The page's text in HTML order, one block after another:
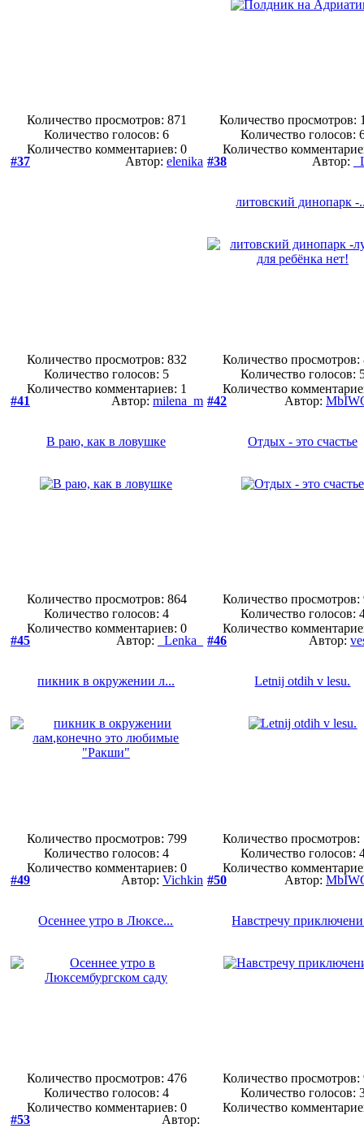
Количество просмотров: 871
Количество голосов:6
Количество комментариев: 0
Количество просмотров:
Количество голосов:
Количество
#37
Автор: elenika
Количество просмотров: 832
Количество голосов: 5
Количество комментариев: 1
#38 Автор:
литовский динопарк -
Количество просмотров:
Количество голосов:
Количество
#41
Автор: milena_m
В раю, как в ловушке
Количество просмотров: 864
Количество голосов:4
Количество комментариев: 0
#42 Автор:
Отдых - это счастье
Количество просмотров:
Количество голосов:
Количество
#45
Автор: _Lenka_
пикник в окружении л...
Количество просмотров: 799
Количество голосов:4
Количество комментариев: 0
#46 Автор:
Letnij otdih v lesu.
Количество просмотров:
Количество голосов:
Количество
#49
Автор: Vichkin
Осеннее утро в Люксе...
Количество просмотров: 476
Количество голосов:4
Количество комментариев: 0
#50 Автор:
Навстречу
Количество просмотров:
Количество голосов:
Количество
#53
Автор: